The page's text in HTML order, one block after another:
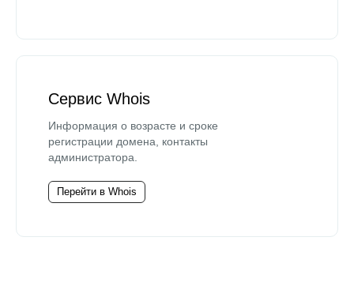
Сервис Whois
Информация о возрасте и сроке
регистрации домена, контакты
администратора.
Перейти в Whois